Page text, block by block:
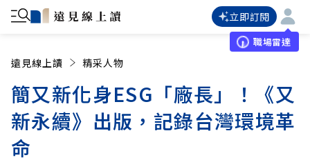
立即訂閱
職場雷達
遠見線上讀 精采人物
簡又新化身ESG「廠長」！《又
新永續》出版，記錄台灣環境革
命